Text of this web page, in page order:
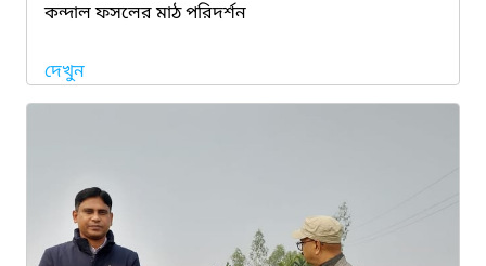
কন্দাল ফসলের মাঠ পরিদর্শন
দেখুন